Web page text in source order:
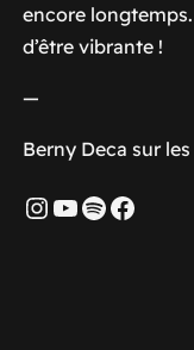
encore
d’être vibrante !
—
Berny Deca sur
Instagram
YouTube
Spotify